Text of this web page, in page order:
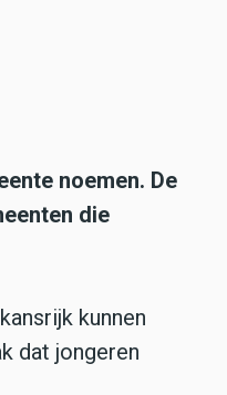
noemen. De
die
kunnen
dat jongeren